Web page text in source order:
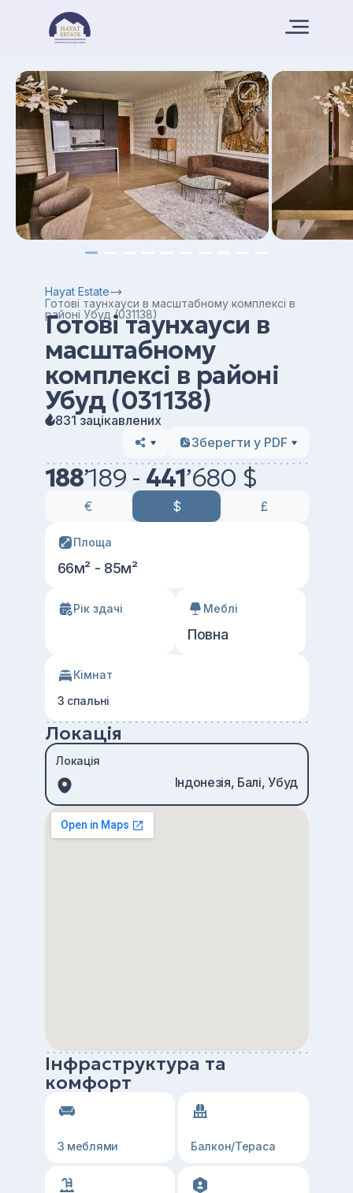
Hayat Estate
Готові таунхауси в масштабному комплексі в
районі Убуд (031138)
Готові таунхауси в
масштабному
комплексі в районі
Убуд (031138)
831 зацікавлених
Зберегти у PDF
188’189 - 441’680 $
€ $ £
Площа
66м² - 85м²
Рік здачі Меблі
Повна
Кімнат
3 спальні
Локація
Локація
Індонезія, Балі, Убуд
Інфраструктура та
комфорт
З меблями Балкон/Тераса